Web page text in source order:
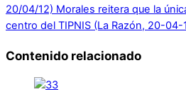
20/04/12) Morales reitera que la
centro del TIPNIS (La Razón, 20-04-
Contenido relacionado